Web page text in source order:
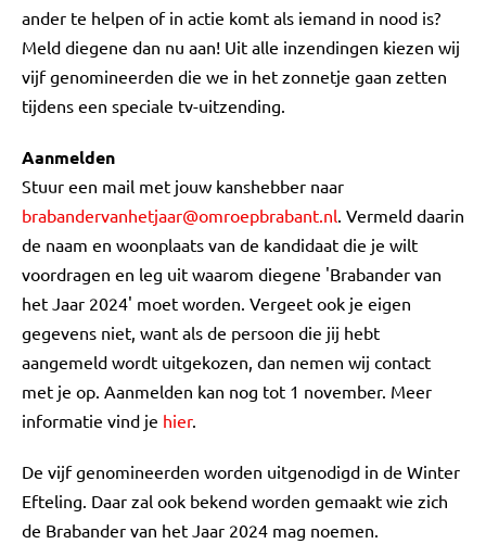
ander te helpen of in actie komt als iemand in nood is?
Meld diegene dan nu aan! Uit alle inzendingen kiezen wij
vijf genomineerden die we in het zonnetje gaan zetten
tijdens een speciale tv-uitzending.
Aanmelden
Stuur een mail met jouw kanshebber naar
brabandervanhetjaar@omroepbrabant.nl. Vermeld daarin
de naam en woonplaats van de kandidaat die je wilt
voordragen en leg uit waarom diegene 'Brabander van
het Jaar 2024' moet worden. Vergeet ook je eigen
gegevens niet, want als de persoon die jij hebt
aangemeld wordt uitgekozen, dan nemen wij contact
met je op. Aanmelden kan nog tot 1 november. Meer
informatie vind je hier.
De vijf genomineerden worden uitgenodigd in de Winter
Efteling. Daar zal ook bekend worden gemaakt wie zich
de Brabander van het Jaar 2024 mag noemen.